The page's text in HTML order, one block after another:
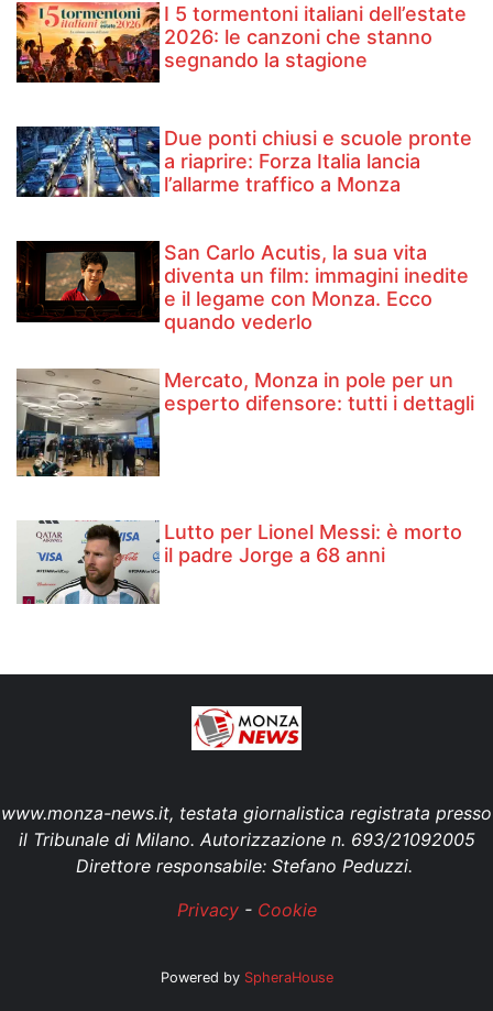
I 5 tormentoni italiani dell’estate
2026: le canzoni che stanno
segnando la stagione
Due ponti chiusi e scuole pronte
a riaprire: Forza Italia lancia
l’allarme traffico a Monza
San Carlo Acutis, la sua vita
diventa un film: immagini inedite
e il legame con Monza. Ecco
quando vederlo
Mercato, Monza in pole per un
esperto difensore: tutti i dettagli
Lutto per Lionel Messi: è morto
il padre Jorge a 68 anni
www.monza-news.it, testata giornalistica registrata presso
il Tribunale di Milano. Autorizzazione n. 693/21092005
Direttore responsabile: Stefano Peduzzi.
Privacy- Cookie
Powered by SpheraHouse